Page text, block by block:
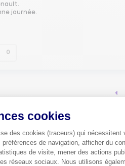
journée.
0
Plus de 4
confiance.
Pourquoi pas
cookies
des cookies (traceurs) qui nécessitent
préférences de navigation, afficher du
de visite, mener des actions
réseaux sociaux. Nous utilisons